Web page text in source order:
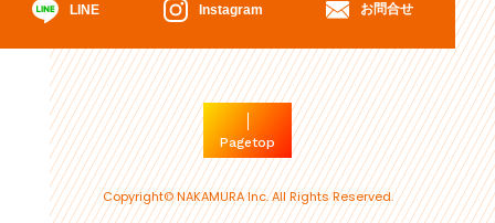
LINE Instagram お問合せ
Pagetop
Copyright© NAKAMURA Inc. All Rights Reserved.